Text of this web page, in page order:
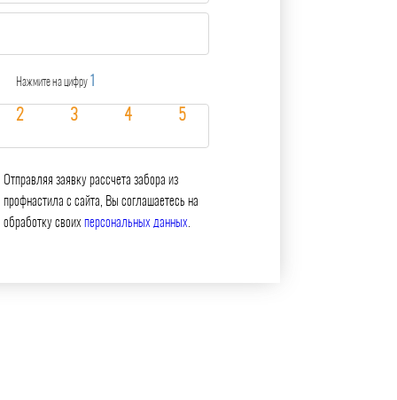
Нажмите на цифру 1
Отправляя заявку рассчета забора из
профнастила с сайта, Вы соглашаетесь на
обработку своих персональных данных.